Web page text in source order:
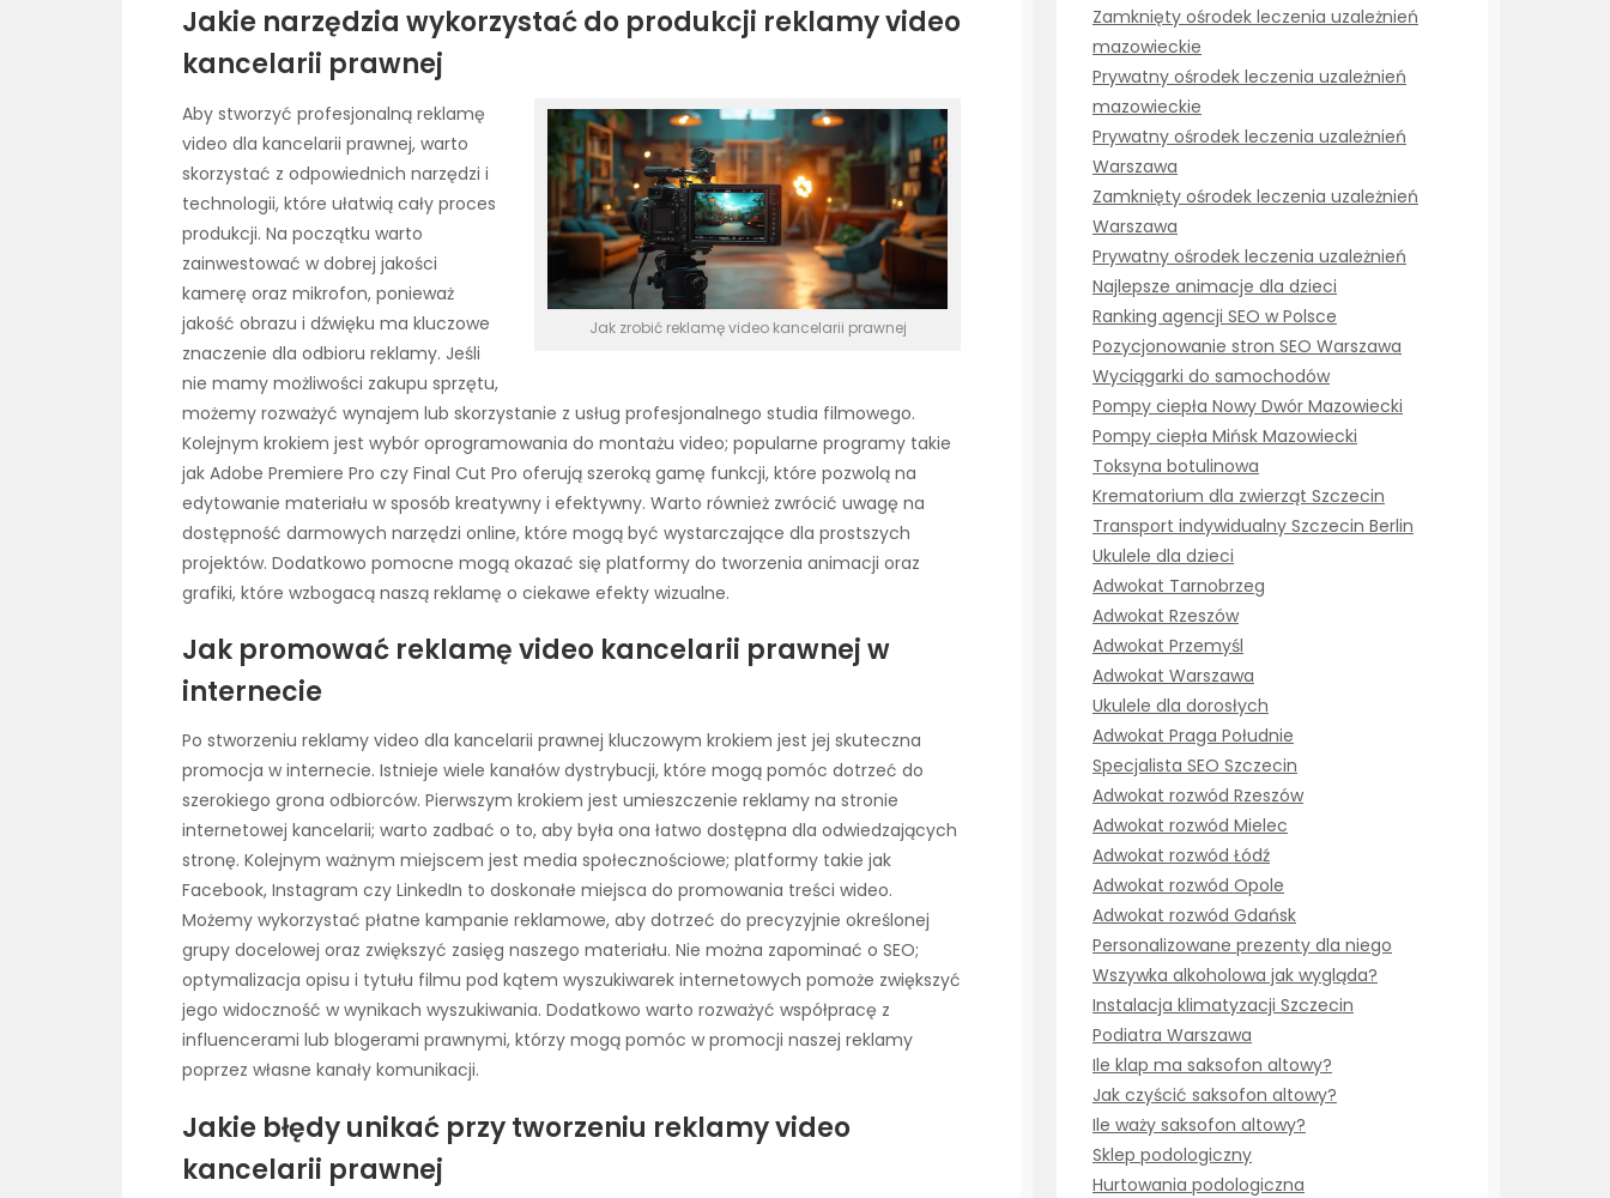
Jakie narzędzia wykorzystać do produkcji reklamy video
kancelarii prawnej
Jak zrobić reklamę video kancelarii prawnej
Aby stworzyć profesjonalną reklamę
video dla kancelarii prawnej, warto
skorzystać z odpowiednich narzędzi i
technologii, które ułatwią cały proces
produkcji. Na początku warto
zainwestować w dobrej jakości
kamerę oraz mikrofon, ponieważ
jakość obrazu i dźwięku ma kluczowe
znaczenie dla odbioru reklamy. Jeśli
nie mamy możliwości zakupu sprzętu,
możemy rozważyć wynajem lub skorzystanie z usług profesjonalnego studia filmowego.
Kolejnym krokiem jest wybór oprogramowania do montażu video; popularne programy takie
jak Adobe Premiere Pro czy Final Cut Pro oferują szeroką gamę funkcji, które pozwolą na
edytowanie materiału w sposób kreatywny i efektywny. Warto również zwrócić uwagę na
dostępność darmowych narzędzi online, które mogą być wystarczające dla prostszych
projektów. Dodatkowo pomocne mogą okazać się platformy do tworzenia animacji oraz
grafiki, które wzbogacą naszą reklamę o ciekawe efekty wizualne.
Jak promować reklamę video kancelarii prawnej w
internecie
Po stworzeniu reklamy video dla kancelarii prawnej kluczowym krokiem jest jej skuteczna
promocja w internecie. Istnieje wiele kanałów dystrybucji, które mogą pomóc dotrzeć do
szerokiego grona odbiorców. Pierwszym krokiem jest umieszczenie reklamy na stronie
internetowej kancelarii; warto zadbać o to, aby była ona łatwo dostępna dla odwiedzających
stronę. Kolejnym ważnym miejscem jest media społecznościowe; platformy takie jak
Facebook, Instagram czy LinkedIn to doskonałe miejsca do promowania treści wideo.
Możemy wykorzystać płatne kampanie reklamowe, aby dotrzeć do precyzyjnie określonej
grupy docelowej oraz zwiększyć zasięg naszego materiału. Nie można zapominać o SEO;
optymalizacja opisu i tytułu filmu pod kątem wyszukiwarek internetowych pomoże zwiększyć
jego widoczność w wynikach wyszukiwania. Dodatkowo warto rozważyć współpracę z
influencerami lub blogerami prawnymi, którzy mogą pomóc w promocji naszej reklamy
poprzez własne kanały komunikacji.
Jakie błędy unikać przy tworzeniu reklamy video
kancelarii prawnej
Zamknięty ośrodek leczenia uzależnień
mazowieckie
Prywatny ośrodek leczenia uzależnień
mazowieckie
Prywatny ośrodek leczenia uzależnień
Warszawa
Zamknięty ośrodek leczenia uzależnień
Warszawa
Prywatny ośrodek leczenia uzależnień
Najlepsze animacje dla dzieci
Ranking agencji SEO w Polsce
Pozycjonowanie stron SEO Warszawa
Wyciągarki do samochodów
Pompy ciepła Nowy Dwór Mazowiecki
Pompy ciepła Mińsk Mazowiecki
Toksyna botulinowa
Krematorium dla zwierząt Szczecin
Transport indywidualny Szczecin Berlin
Ukulele dla dzieci
Adwokat Tarnobrzeg
Adwokat Rzeszów
Adwokat Przemyśl
Adwokat Warszawa
Ukulele dla dorosłych
Adwokat Praga Południe
Specjalista SEO Szczecin
Adwokat rozwód Rzeszów
Adwokat rozwód Mielec
Adwokat rozwód Łódź
Adwokat rozwód Opole
Adwokat rozwód Gdańsk
Personalizowane prezenty dla niego
Wszywka alkoholowa jak wygląda?
Instalacja klimatyzacji Szczecin
Podiatra Warszawa
Ile klap ma saksofon altowy?
Jak czyścić saksofon altowy?
Ile waży saksofon altowy?
Sklep podologiczny
Hurtowania podologiczna